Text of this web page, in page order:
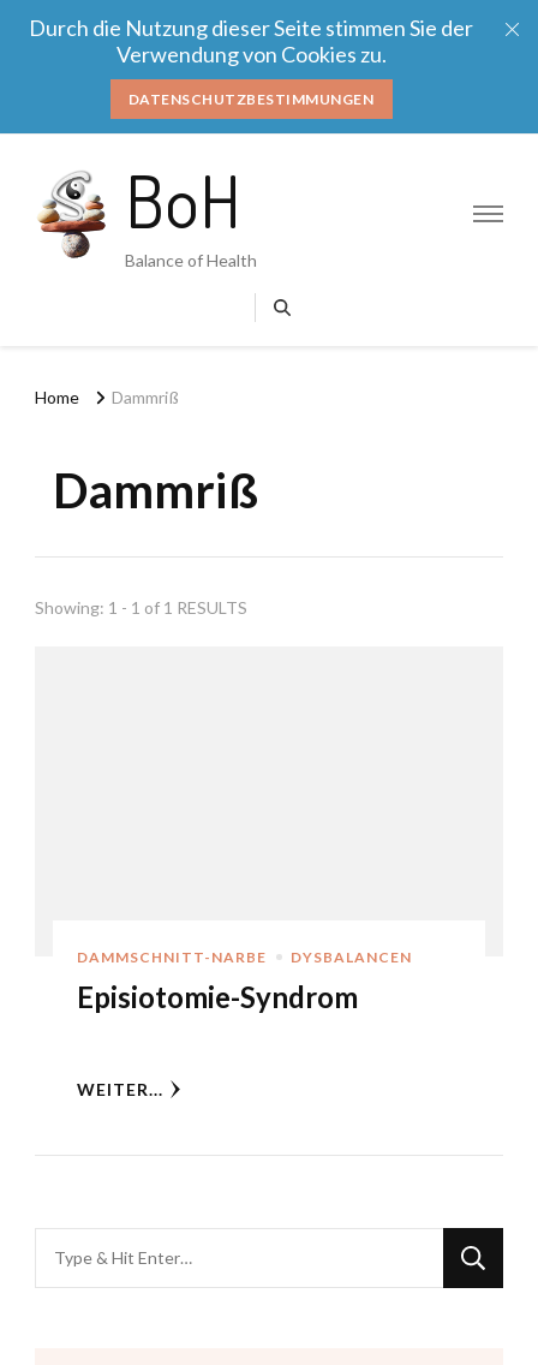
Durch die Nutzung dieser Seite stimmen Sie der
Verwendung von Cookies zu.
DATENSCHUTZBESTIMMUNGEN
BoH
Balance of Health
Home Dammriß
Dammriß
Showing: 1 - 1 of 1 RESULTS
DAMMSCHNITT-NARBE DYSBALANCEN
Episiotomie-Syndrom
WEITER...